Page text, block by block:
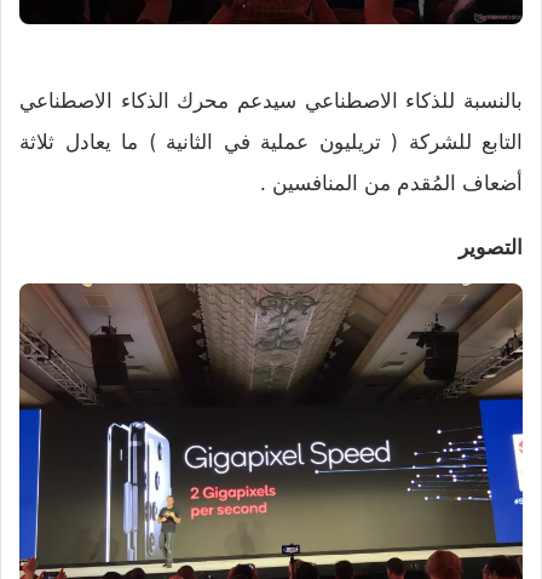
بالنسبة للذكاء الاصطناعي سيدعم محرك الذكاء الاصطناعي
التابع للشركة ( تريليون عملية في الثانية ) ما يعادل ثلاثة
أضعاف المُقدم من المنافسين .
التصوير